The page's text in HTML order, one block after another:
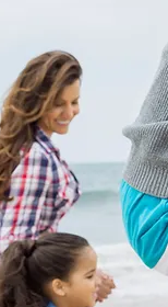
Pourquoi la
empêche de
millionaire (et
reprendre le